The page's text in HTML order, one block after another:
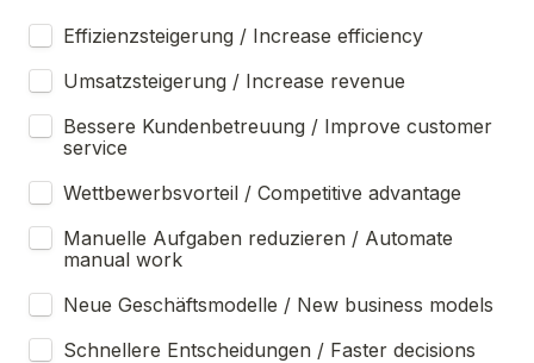
Effizienzsteigerung / Increase efficiency
Umsatzsteigerung / Increase revenue
Bessere Kundenbetreuung / Improve customer
service
Wettbewerbsvorteil / Competitive advantage
Manuelle Aufgaben reduzieren / Automate
manual work
Neue Geschäftsmodelle / New business models
Schnellere Entscheidungen / Faster decisions